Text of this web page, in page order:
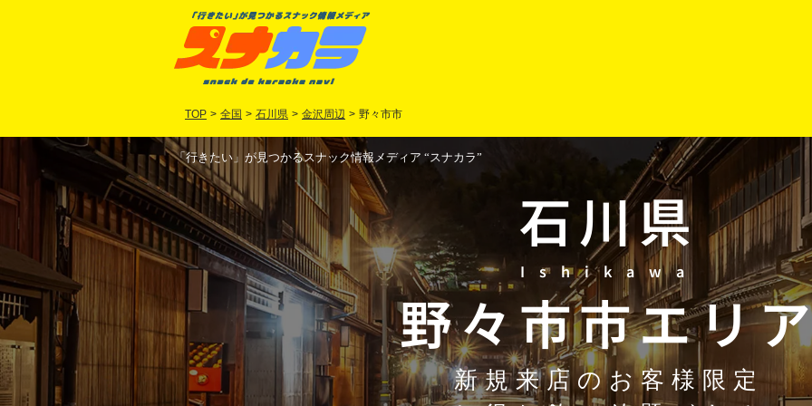
TOP > 全国 > 石川県 > 金沢周辺 > 野々市市
「行きたい」が見つかるスナック情報メディア “スナカラ”
石川県
Ishikawa
野々市市エリ
新規来店のお客様限定